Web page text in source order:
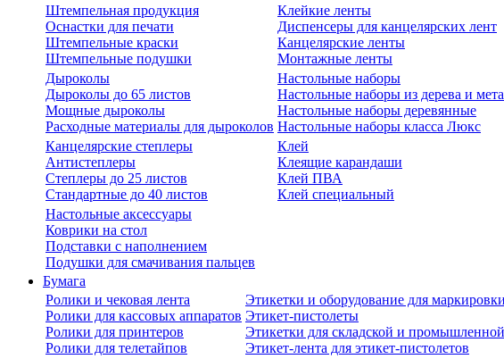
Штемпельная продукция
Оснастки для печати
Штемпельные краски
Штемпельные подушки
Клейкие ленты
Диспенсеры для канцелярских лент
Канцелярские ленты
Монтажные ленты
Дыроколы
Дыроколы до 65 листов
Мощные дыроколы
Расходные материалы для дыроколов
Настольные наборы
Настольные наборы из дерева и
Настольные наборы деревянные
Настольные наборы класса Люкс
Канцелярские степлеры
Антистеплеры
Степлеры до 25 листов
Стандартные до 40 листов
Клей
Клеящие карандаши
Клей ПВА
Клей специальный
Настольные аксессуары
Коврики на стол
Подставки с наполнением
Подушки для смачивания пальцев
Бумага
Ролики и чековая лента
Ролики для кассовых аппаратов
Ролики для принтеров
Ролики для телетайпов
Этикетки и оборудование для маркировки
Этикет-пистолеты
Этикетки для складской и
Этикет-лента для этикет-пистолетов